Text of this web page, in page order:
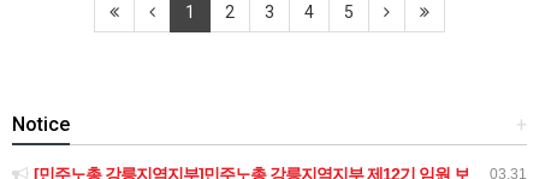
1 2 3 4 5
+
Notice
03.31
[민주노총 강릉지역지부]민주노총 강릉지역지부 제12기 임원 보궐선거결과 공고